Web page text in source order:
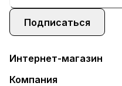
Подписаться
Интернет-магазин
Компания